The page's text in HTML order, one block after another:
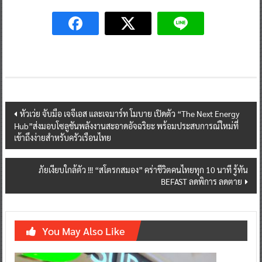
Post
navigation
หัวเว่ย จับมือ เจจีเอส และเจมาร์ท โมบาย เปิดตัว “The Next Energy
Hub”ส่งมอบโซลูชันพลังงานสะอาดอัจฉริยะ พร้อมประสบการณ์ใหม่ที่
เข้าถึงง่ายสำหรับครัวเรือนไทย
ภัยเงียบใกล้ตัว !!! “สโตรกสมอง” คร่าชีวิตคนไทยทุก 10 นาที รู้ทัน
BEFAST ลดพิการ ลดตาย
You May Also Like